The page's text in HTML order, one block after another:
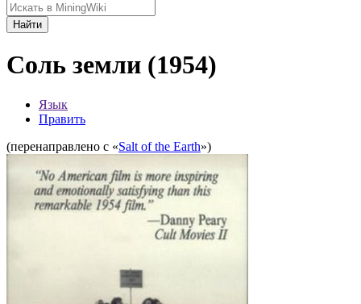
Найти
Соль земли (1954)
Язык
Править
(перенаправлено с «Salt of the Earth»)